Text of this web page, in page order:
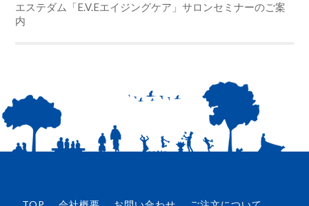
エステダム「E.V.Eエイジングケア」サロンセミナーのご案
内